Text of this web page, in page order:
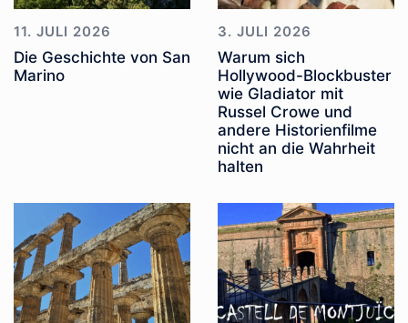
11. JULI 2026
Die Geschichte von San
Marino
3. JULI 2026
Warum sich
Hollywood-Blockbuster
wie Gladiator mit
Russel Crowe und
andere Historienfilme
nicht an die Wahrheit
halten